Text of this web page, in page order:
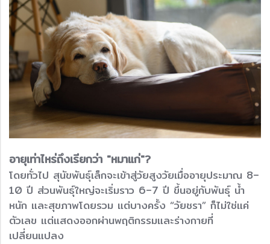
อายุเท่าไหร่ถึงเรียกว่า "หมาแก่"?
โดยทั่วไป สุนัขพันธุ์เล็กจะเข้าสู่วัยสูงวัยเมื่ออายุประมาณ 8–
10 ปี ส่วนพันธุ์ใหญ่จะเริ่มราว 6–7 ปี ขึ้นอยู่กับพันธุ์ น้ำ
หนัก และสุขภาพโดยรวม แต่บางครั้ง “วัยชรา” ก็ไม่ใช่แค่
ตัวเลข แต่แสดงออกผ่านพฤติกรรมและร่างกายที่
เปลี่ยนแปลง